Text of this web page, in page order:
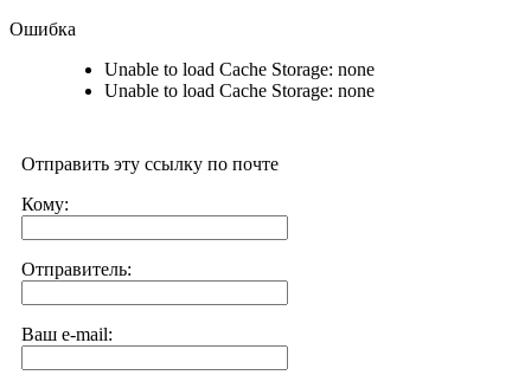
Ошибка
Unable to load Cache Storage: none
Unable to load Cache Storage: none
Отправить эту ссылку по почте
Кому:
Отправитель:
Ваш e-mail: